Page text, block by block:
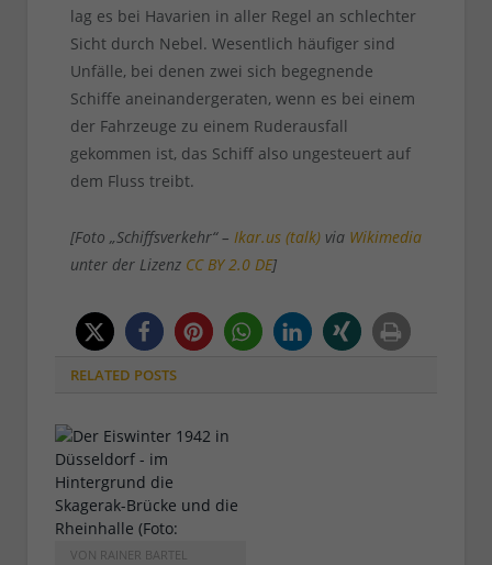
lag es bei Havarien in aller Regel an schlechter
Sicht durch Nebel. Wesentlich häufiger sind
Unfälle, bei denen zwei sich begegnende
Schiffe aneinandergeraten, wenn es bei einem
der Fahrzeuge zu einem Ruderausfall
gekommen ist, das Schiff also ungesteuert auf
dem Fluss treibt.
[Foto „Schiffsverkehr“ – Ikar.us (talk)via Wikimedia
unter der Lizenz CC BY 2.0 DE]
RELATED POSTS
VON RAINER BARTEL